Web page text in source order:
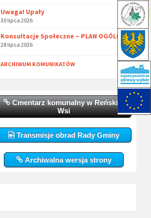
Uwaga! Upały
30 lipca 2026
Konsultacje Społeczne – PLAN OGÓLNY
28 lipca 2026
ARCHIWUM KOMUNIKATÓW
Cmentarz komunalny w Reńskiej
Wsi
Transmisje obrad Rady Gminy
Archiwalna wersja strony